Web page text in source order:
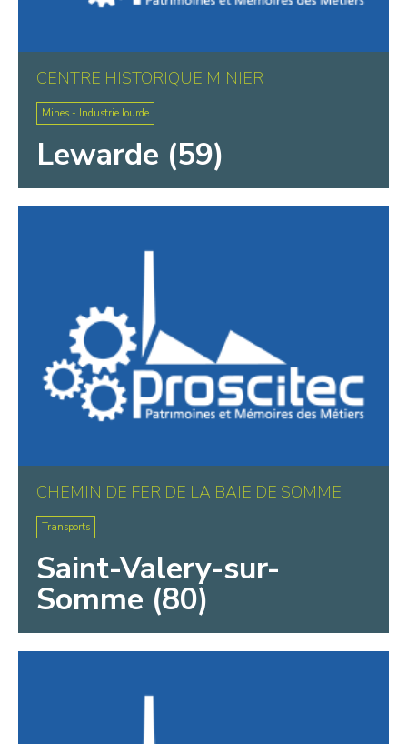
CENTRE HISTORIQUE MINIER
Mines - Industrie lourde
Lewarde (59)
CHEMIN DE FER DE LA BAIE DE SOMME
Transports
Saint-Valery-sur-
Somme (80)